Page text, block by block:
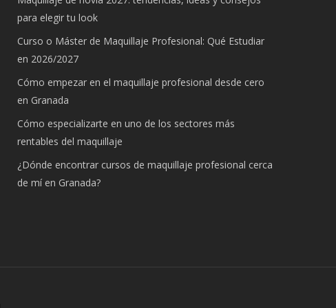
para elegir tu look
Curso o Máster de Maquillaje Profesional: Qué Estudiar
en 2026/2027
Cómo empezar en el maquillaje profesional desde cero
en Granada
Cómo especializarte en uno de los sectores más
rentables del maquillaje
¿Dónde encontrar cursos de maquillaje profesional cerca
de mí en Granada?